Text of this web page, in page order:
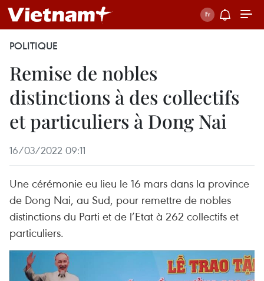
POLITIQUE
Remise de nobles
distinctions à des collectifs
et particuliers à Dong Nai
16/03/2022 09:11
Une cérémonie eu lieu le 16 mars dans la province
de Dong Nai, au Sud, pour remettre de nobles
distinctions du Parti et de l’Etat à 262 collectifs et
particuliers.